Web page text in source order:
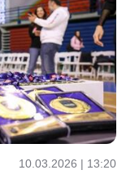
10.03.2026 | 13:20